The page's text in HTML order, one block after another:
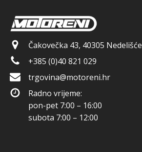
Čakovečka 43, 40305 Nedelišće
+385 (0)40 821 029
trgovina@motoreni.hr
Radno vrijeme:
pon-pet 7:00 – 16:00
subota 7:00 – 12:00